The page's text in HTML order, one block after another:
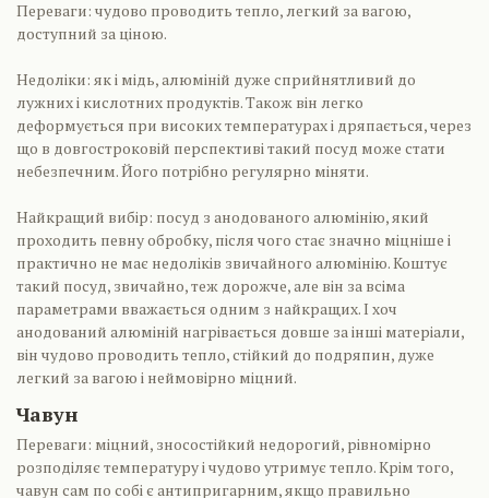
Переваги: чудово проводить тепло, легкий за вагою,
доступний за ціною.
Недоліки: як і мідь, алюміній дуже сприйнятливий до
лужних і кислотних продуктів. Також він легко
деформується при високих температурах і дряпається, через
що в довгостроковій перспективі такий посуд може стати
небезпечним. Його потрібно регулярно міняти.
Найкращий вибір: посуд з анодованого алюмінію, який
проходить певну обробку, після чого стає значно міцніше і
практично не має недоліків звичайного алюмінію. Коштує
такий посуд, звичайно, теж дорожче, але він за всіма
параметрами вважається одним з найкращих. І хоч
анодований алюміній нагрівається довше за інші матеріали,
він чудово проводить тепло, стійкий до подряпин, дуже
легкий за вагою і неймовірно міцний.
Чавун
Переваги: міцний, зносостійкий недорогий, рівномірно
розподіляє температуру і чудово утримує тепло. Крім того,
чавун сам по собі є антипригарним, якщо правильно